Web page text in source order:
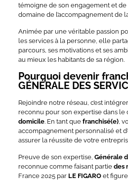
témoigne de son engagement et de
domaine de l’accompagnement de
Animée par une véritable passion
les services à la personne, elle
parcours, ses motivations et ses
au mieux les habitants de sa région.
Pourquoi devenir
GÉNÉRALE DES
Rejoindre notre réseau, c’est
reconnu pour son expertise dans le
domicile. En tant que franchisé(e),
accompagnement personnalisé et
assurer la réussite de votre
Preuve de son expertise, Générale
reconnue comme faisant partie des
France 2025 par LE FIGAROet figure